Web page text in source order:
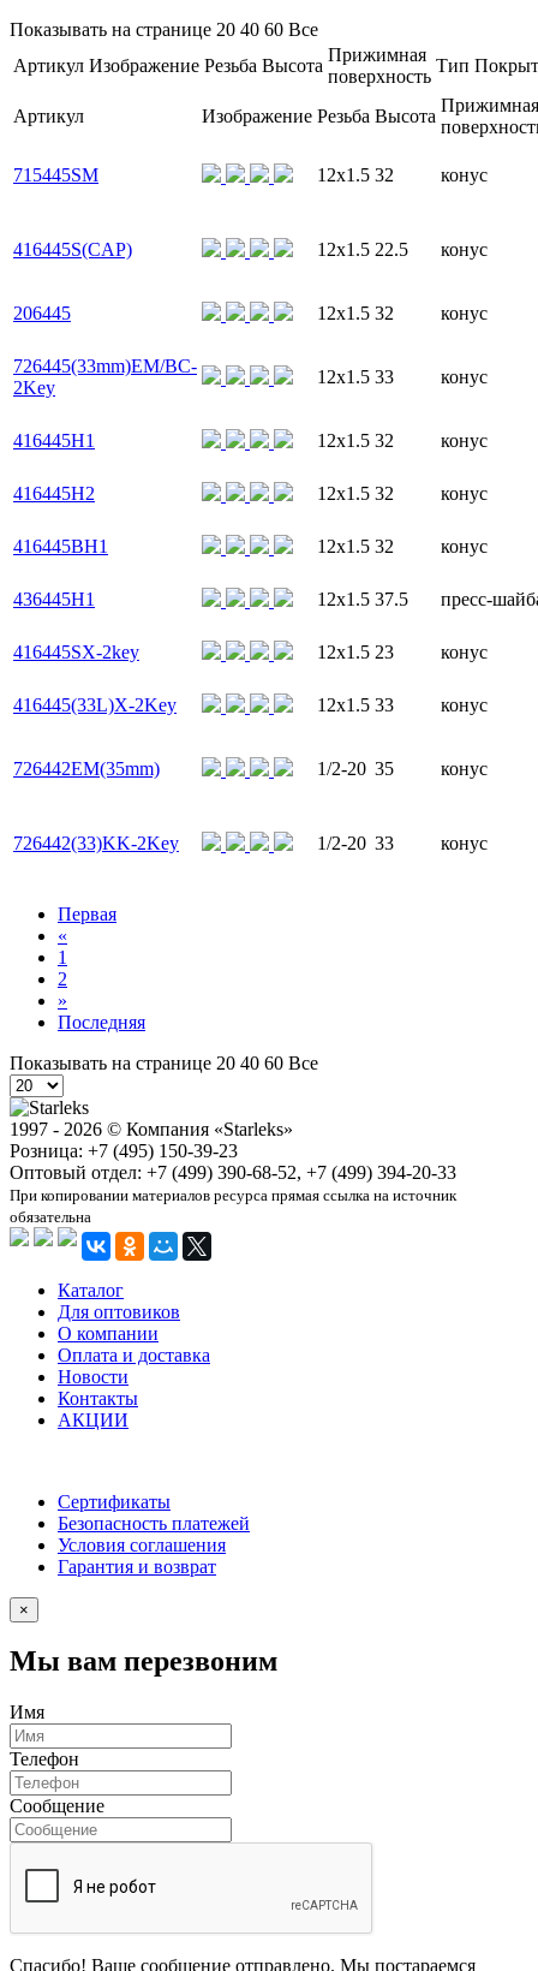
Показывать на странице 20 40 60 Все
Артикул Изображение Резьба Высота
Прижимная
поверхность
Тип
Артикул Изображение Резьба Высота
Прижимная
715445SM 12x1.5 32 конус
416445S(CAP) 12x1.5 22.5 конус
206445 12x1.5 32 конус
726445(33mm)EM/BC-
2Key
12x1.5 33 конус
416445H1 12x1.5 32 конус
416445H2 12x1.5 32 конус
416445BH1 12x1.5 32 конус
436445H1 12x1.5 37.5 пресс-
416445SX-2key 12x1.5 23 конус
416445(33L)X-2Key 12x1.5 33 конус
726442EM(35mm) 1/2-20 35 конус
726442(33)KK-2Key 1/2-20 33 конус
Первая
«
1
2
»
Последняя
Показывать на странице 20 40 60 Все
1997 - 2026 © Компания «Starleks»
Розница: +7 (495) 150-39-23
Оптовый отдел: +7 (499) 390-68-52, +7 (499) 394-20-33
При копировании материалов ресурса прямая ссылка на источник
обязательна
Каталог
Для оптовиков
О компании
Оплата и доставка
Новости
Контакты
АКЦИИ
Сертификаты
Безопасность платежей
Условия соглашения
Гарантия и возврат
×
Мы вам перезвоним
Имя
Телефон
Сообщение
Спасибо! Ваше сообщение отправлено. Мы постараемся